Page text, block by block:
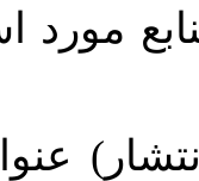
مورد